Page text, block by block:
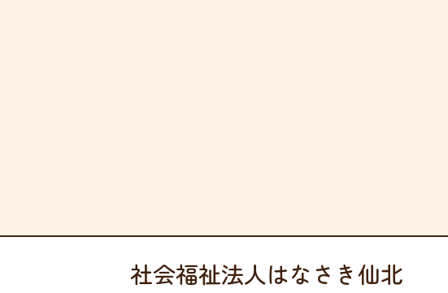
社会福祉法人はなさき仙北